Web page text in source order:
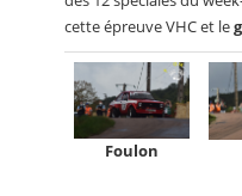
cette épreuve VHC et le
Foulon